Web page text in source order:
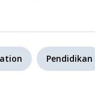
Pendidikan